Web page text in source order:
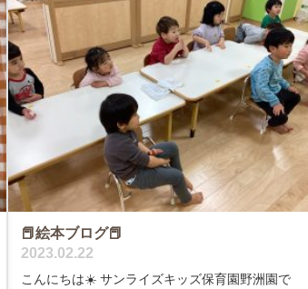
📕絵本ブログ📕
2023.02.22
こんにちは☀️ サンライズキッズ保育園野洲園で